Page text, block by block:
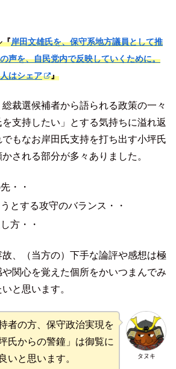
『岸田文雄氏を、保守系地方議員として推
声を、自民党内で反映していくために。
はシェア
』
裁選候補者から語られる政策の一々
支持したい」とする気持ちに溢れ返
もなお岸田氏支持を打ち出す小坪氏
される部分が多々ありました。
・・
とする攻守のバランス・・
方・・
、（当方の）下手な論評や感想は極
関心を覚えた個所をかいつまんでみ
と思います。
タヌキ
者の方、保守政治実現を
氏からの警鐘」は御覧に
いと思います。